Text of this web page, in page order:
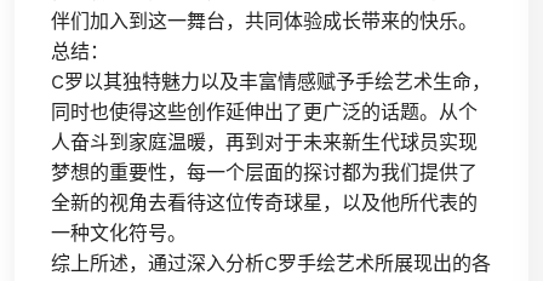
伴们加入到这一舞台，共同体验成长带来的快乐。
总结：
C罗以其独特魅力以及丰富情感赋予手绘艺术生命，
同时也使得这些创作延伸出了更广泛的话题。从个
人奋斗到家庭温暖，再到对于未来新生代球员实现
梦想的重要性，每一个层面的探讨都为我们提供了
全新的视角去看待这位传奇球星，以及他所代表的
一种文化符号。
综上所述，通过深入分析C罗手绘艺术所展现出的各